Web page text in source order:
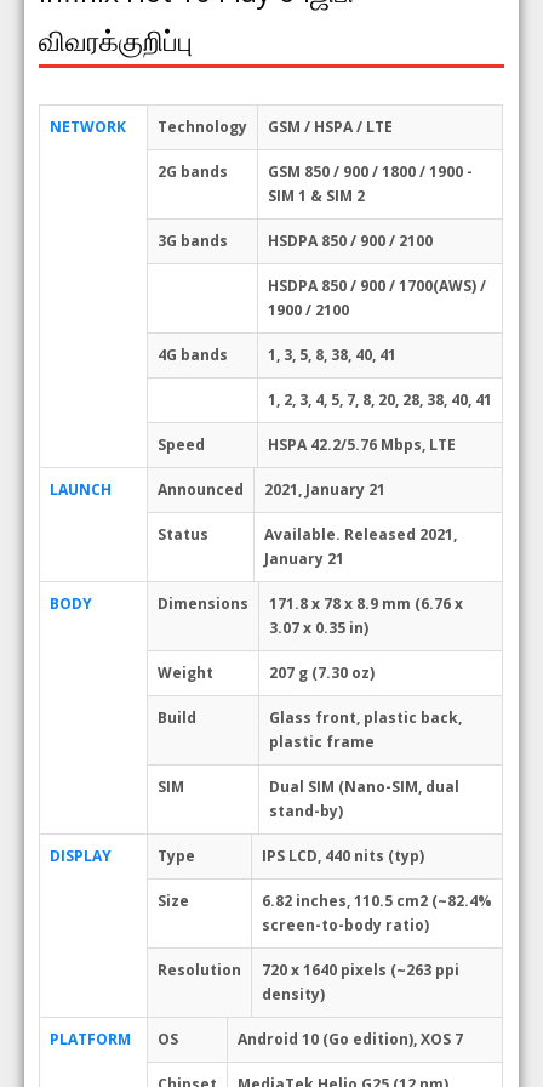
விவரக்குறிப்பு
NETWORK Technology GSM / HSPA / LTE
2G bands
GSM 850 / 900 / 1800 / 1900 -
SIM 1 & SIM 2
3G bands HSDPA 850 / 900 / 2100
HSDPA 850 / 900 / 1700(AWS) /
1900 / 2100
4G bands 1, 3, 5, 8, 38, 40, 41
1, 2, 3, 4, 5, 7, 8, 20, 28, 38, 40, 41
Speed HSPA 42.2/5.76 Mbps, LTE
LAUNCH Announced 2021, January 21
Status
Available. Released 2021,
January 21
BODY Dimensions
171.8 x 78 x 8.9 mm (6.76 x
3.07 x 0.35 in)
Weight 207 g (7.30 oz)
Build
Glass front, plastic back,
plastic frame
SIM
Dual SIM (Nano-SIM, dual
stand-by)
DISPLAY Type IPS LCD, 440 nits (typ)
Size
6.82 inches, 110.5 cm2 (~82.4%
screen-to-body ratio)
Resolution
720 x 1640 pixels (~263 ppi
density)
PLATFORM OS Android 10 (Go edition), XOS 7